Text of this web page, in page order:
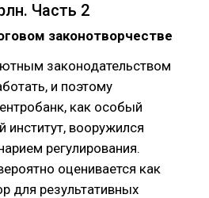
Часть 2
законотворчестве
законодательством
и поэтому
как особый
институт, вооружился
регулирования.
оценивается как
для результативных